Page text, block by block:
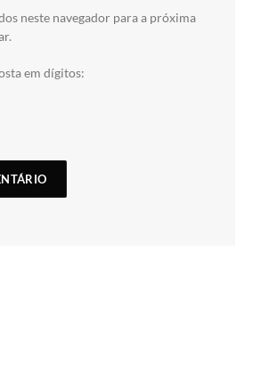
neste navegador para a próxima
em dígitos: